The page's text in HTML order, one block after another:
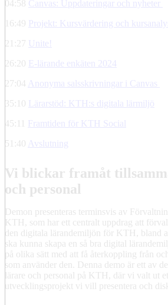
04:58 Canvas: Uppdateringar och nyheter
16:49 Projekt: Kursvärdering och
21:27 Unite!
26:20 E-lärande enkäten 2024
27:04 Anonyma salsskrivningar i Canvas
35:10 Lärarstöd: KTH:s digitala lärmiljö
45:11
Framtiden för KTH Social
51:40 Avslutning
Vi blickar framåt
och personal
Demon presenteras terminsvis av
KTH, som har ett centralt uppdrag att
den digitala lärandemiljön för KTH, bland
ska kunna skapa en så bra digital
på olika sätt med att få återkoppling från
som använder den. Denna demo är ett av
lärare och personal på KTH, där vi valt ut
utvecklingsprojekt vi vill presentera och